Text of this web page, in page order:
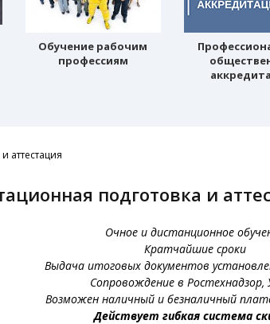
Обучение рабочим
профессиям
аттестация
подготовка и
Очное и дистанционное
Кратчайшие сроки
Выдача итоговых документов
Сопровождение в Ростехнадзор,
Возможен наличный и безналичный
Действует гибкая система